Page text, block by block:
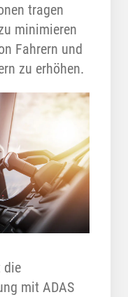
tragen
minimieren
Fahrern und
zu erhöhen.
die
mit ADAS